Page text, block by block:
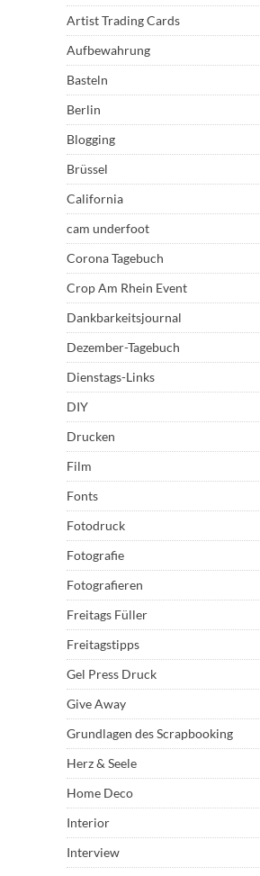
Artist Trading Cards
Aufbewahrung
Basteln
Berlin
Blogging
Brüssel
California
cam underfoot
Corona Tagebuch
Crop Am Rhein Event
Dankbarkeitsjournal
Dezember-Tagebuch
Dienstags-Links
DIY
Drucken
Film
Fonts
Fotodruck
Fotografie
Fotografieren
Freitags Füller
Freitagstipps
Gel Press Druck
Give Away
Grundlagen des Scrapbooking
Herz & Seele
Home Deco
Interior
Interview